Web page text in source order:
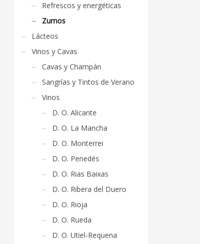
Refrescos y energéticas
Zumos
Lácteos
Vinos y Cavas
Cavas y Champán
Sangrías y Tintos de Verano
Vinos
D. O. Alicante
D. O. La Mancha
D. O. Monterrei
D. O. Penedés
D. O. Rias Baixas
D. O. Ribera del Duero
D. O. Rioja
D. O. Rueda
D. O. Utiel-Requena